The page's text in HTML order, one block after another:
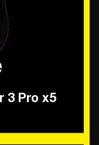
3 Pro х5